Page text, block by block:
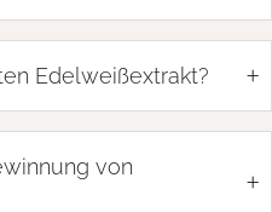
Edelweißextrakt? +
von
+